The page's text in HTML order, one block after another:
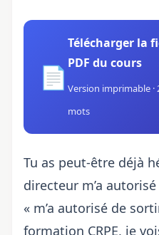
📄
Télécharger la
PDF du cours
Version imprimable ·
mots
Tu as peut-être déjà
directeur m’a
« m’a autorisé de
formation CRPE, je